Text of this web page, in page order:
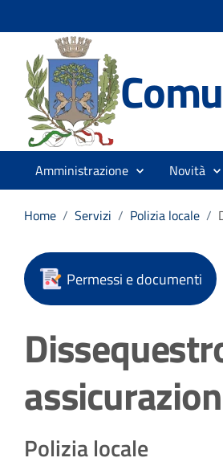
Amministrazione Novità
Home / Servizi / Polizia locale /
Permessi e documenti
Polizia locale